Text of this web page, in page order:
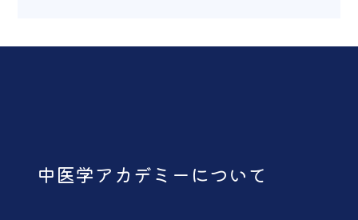
中医学アカデミーについて